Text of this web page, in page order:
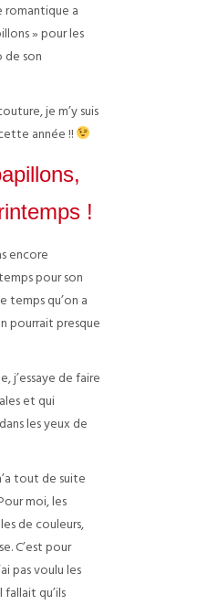
romantique a
» pour les
son
je m’y suis
année !!
!
encore
pour son
temps qu’on a
pourrait presque
j’essaye de faire
et qui
les yeux de
tout de suite
moi, les
de couleurs,
C’est pour
pas voulu les
fallait qu’ils